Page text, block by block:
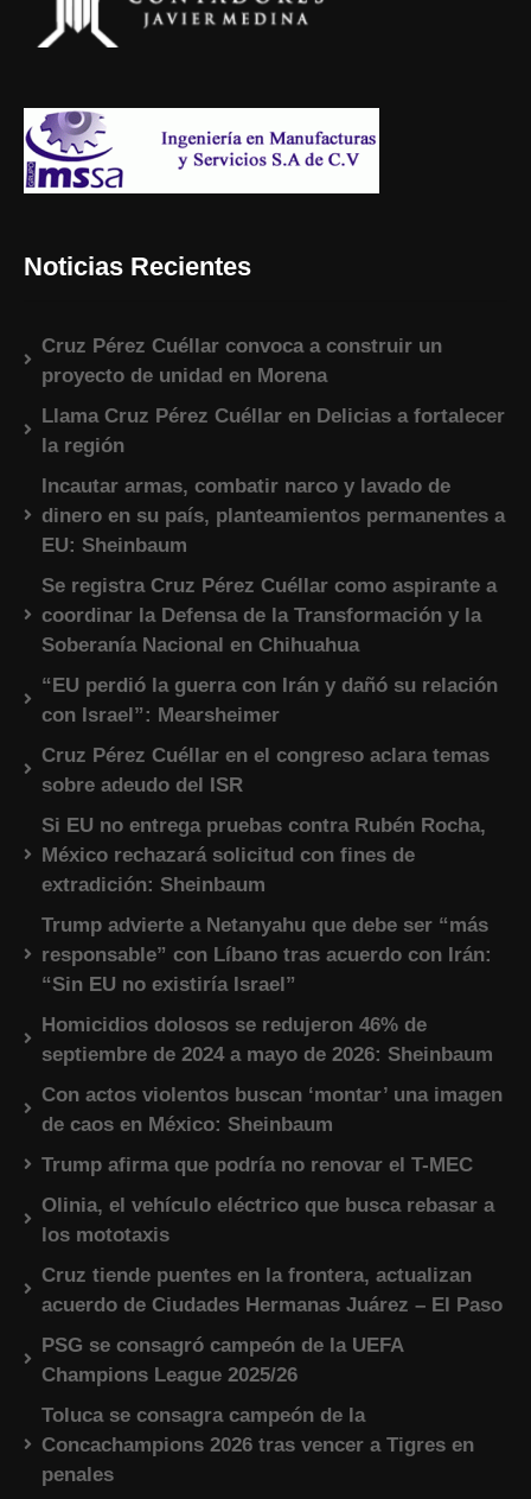
Noticias Recientes
Cruz Pérez Cuéllar convoca a construir un
proyecto de unidad en Morena
Llama Cruz Pérez Cuéllar en Delicias a fortalecer
la región
Incautar armas, combatir narco y lavado de
dinero en su país, planteamientos permanentes a
EU: Sheinbaum
Se registra Cruz Pérez Cuéllar como aspirante a
coordinar la Defensa de la Transformación y la
Soberanía Nacional en Chihuahua
“EU perdió la guerra con Irán y dañó su relación
con Israel”: Mearsheimer
Cruz Pérez Cuéllar en el congreso aclara temas
sobre adeudo del ISR
Si EU no entrega pruebas contra Rubén Rocha,
México rechazará solicitud con fines de
extradición: Sheinbaum
Trump advierte a Netanyahu que debe ser “más
responsable” con Líbano tras acuerdo con Irán:
“Sin EU no existiría Israel”
Homicidios dolosos se redujeron 46% de
septiembre de 2024 a mayo de 2026: Sheinbaum
Con actos violentos buscan ‘montar’ una imagen
de caos en México: Sheinbaum
Trump afirma que podría no renovar el T-MEC
Olinia, el vehículo eléctrico que busca rebasar a
los mototaxis
Cruz tiende puentes en la frontera, actualizan
acuerdo de Ciudades Hermanas Juárez – El Paso
PSG se consagró campeón de la UEFA
Champions League 2025/26
Toluca se consagra campeón de la
Concachampions 2026 tras vencer a Tigres en
penales